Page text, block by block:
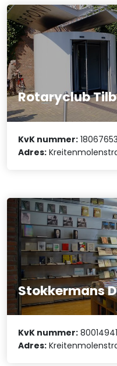
Rotaryclub
KvK nummer: 18067653
Adres:
Stokkermans
KvK nummer: 80014941
Adres: